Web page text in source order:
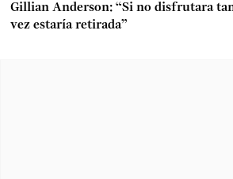
Gillian Anderson: “Si no disfrutara
vez estaría retirada”